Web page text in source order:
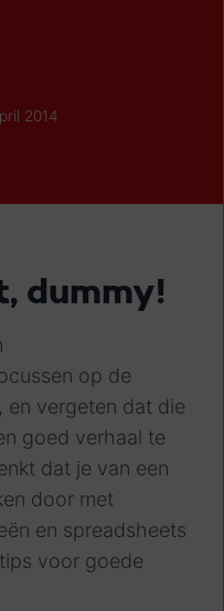
2014
dummy!
op de
en vergeten dat die
goed verhaal te
dat je van een
door met
en spreadsheets
voor goede